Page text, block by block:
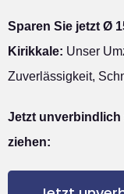
Sparen Sie jetzt Ø
Kirikkale: Unser
Zuverlässigkeit,
Jetzt
ziehen: